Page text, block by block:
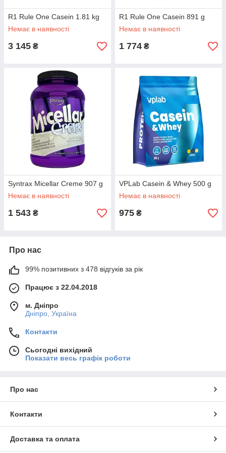
R1 Rule One Casein 1.81 kg
Немає в наявності
3 145 ₴
R1 Rule One Casein 891 g
Немає в наявності
1 774 ₴
Syntrax Micellar Creme 907 g
Немає в наявності
1 543 ₴
VPLab Casein & Whey 500 g
Немає в наявності
975 ₴
Про нас
99% позитивних з 478 відгуків за рік
Працює з 22.04.2018
м. Дніпро
Дніпро, Україна
Контакти
Сьогодні вихідний
Показати весь графік роботи
Про нас
Контакти
Доставка та оплата